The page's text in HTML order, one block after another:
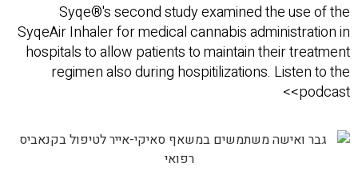
Syqe®'s second study examined the use of the
SyqeAir Inhaler for medical cannabis administration in
hospitals to allow patients to maintain their treatment
regimen also during hospitilizations. Listen to the
podcast>>